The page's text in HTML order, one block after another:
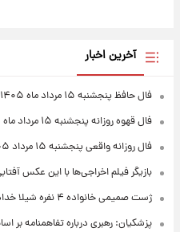
آخرین اخبار
فال حافظ پنجشنبه ۱۵ مرداد ماه ۱۴۰۵
فال قهوه روزانه پنجشنبه ۱۵ مرداد ماه ۱۴۰۵
فال روزانه واقعی پنجشنبه ۱۵ مرداد ۱۴۰۵
بازیگر فیلم اخراجی‌ها با این عکس
ژست صمیمی خانواده ۴ نفره شیلا خداداد پربازدید شد + عکس
پزشکیان: رهبری درباره تفاهمنامه بر